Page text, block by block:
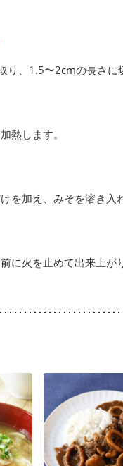
、1.5〜2cmの長さに
熱します。
を加え、みそを溶き入
に火を止めて出来上が